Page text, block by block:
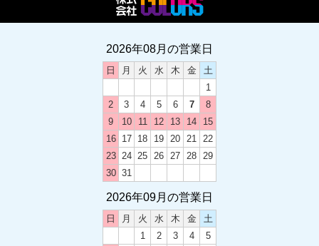
2024-2025 年末年始のお休み
土曜日の営業時間変更のお知らせ
2026年08月の営業日
日 月 火 水 木 金
土
1
2
3 4 5 6 7
8
9
10 11 12 13 14
15
16
17 18 19 20 21
22
23
24 25 26 27 28
29
30 31
2026年09月の営業日
日 月 火 水 木 金
土
1
2 3 4
5